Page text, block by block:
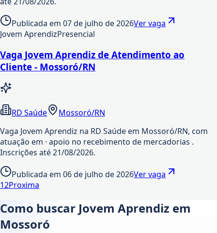
Publicada em 07 de julho de 2026Ver vaga
Jovem AprendizPresencial
Vaga Jovem Aprendiz de Atendimento ao
Cliente - Mossoró/RN
RD Saúde
Mossoró/RN
Vaga Jovem Aprendiz na RD Saúde em Mossoró/RN, com
atuação em · apoio no recebimento de mercadorias .
Inscrições até 21/08/2026.
Publicada em 06 de julho de 2026Ver vaga
12Proxima
Como buscar Jovem Aprendiz em
Mossoró